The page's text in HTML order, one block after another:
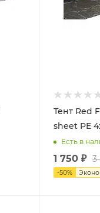
Тент Red
sheet PE
Есть в
1 750 ₽ 3
-50%